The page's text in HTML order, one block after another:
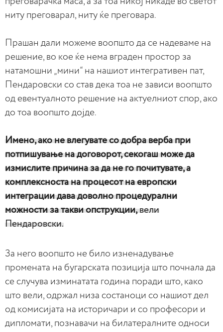
ниту преговарал, ниту ќе преговара.
Прашан дали можеме воопшто да се надеваме на
решение, во кое ќе нема вграден простор за
натамошни „мини“ на нашиот интегративен пат,
Пендаровски со став дека тоа не зависи воопшто
од евентуалното решение на актуелниот спор, ако
до тоа воопшто дојде.
Имено, ако не влегувате со добра верба при
потпишување на договорот, секогаш може да
измислите причина за да не го почитувате, а
комплексноста на процесот на европски
интеграции дава доволно процедурални
можности за такви опструкции,вели
Пендаровски.
За него воопшто не било изненадување
промената на бугарската позиција што почнала да
се случува изминатата година поради што, како
што вели, одржал низа состаноци со нашиот дел
од комисијата на историчари и со професори и
дипломати, познавачи на билатералните односи